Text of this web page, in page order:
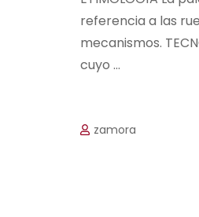
referencia a las
mecanismos.
cuyo …
zamora